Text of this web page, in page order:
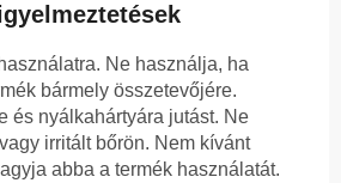
Ne használja, ha
bármely összetevőjére.
és nyálkahártyára jutást. Ne
irritált bőrön. Nem kívánt
abba a termék használatát.